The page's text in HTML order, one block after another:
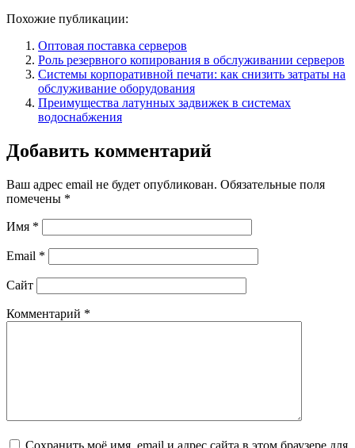
Похожие публикации:
Оптовая поставка серверов
Роль резервного копирования в обслуживании серверов
Системы корпоративной печати: как снизить затраты на
обслуживание оборудования
Преимущества латунных задвижек в системах
водоснабжения
Добавить комментарий
Ваш адрес email не будет опубликован. Обязательные поля
помечены *
Имя *
Email *
Сайт
Комментарий *